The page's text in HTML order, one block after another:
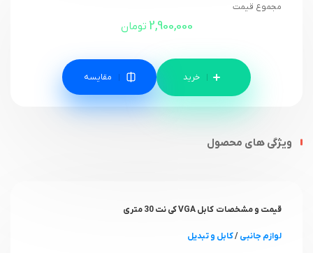
مجموع قیمت
2,900,000 تومان
مقایسه
ویژگی های محصول
قیمت و مشخصات کابل VGA کی نت 30 متری
لوازم جانبی/کابل و تبدیل